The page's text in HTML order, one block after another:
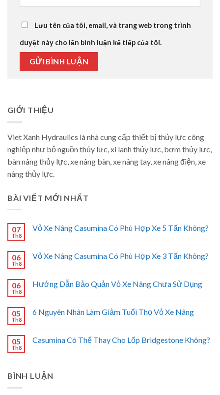
Lưu tên của tôi, email, và trang web trong trình
duyệt này cho lần bình luận kế tiếp của tôi.
GIỚI THIỆU
Viet Xanh Hydraulics là nhà cung cấp thiết bị thủy lực công
nghiệp như bộ nguồn thủy lực, xi lanh thủy lực, bơm thủy lực,
bàn nâng thủy lực, xe nâng bàn, xe nâng tay, xe nâng điện, xe
nâng thủy lực.
BÀI VIẾT MỚI NHẤT
07
Th8
Vỏ Xe Nâng Casumina Có Phù Hợp Xe 5 Tấn Không?
06
Th8
Vỏ Xe Nâng Casumina Có Phù Hợp Xe 3 Tấn Không?
06
Th8
Hướng Dẫn Bảo Quản Vỏ Xe Nâng Chưa Sử Dụng
05
Th8
6 Nguyên Nhân Làm Giảm Tuổi Thọ Vỏ Xe Nâng
05
Th8
Casumina Có Thể Thay Cho Lốp Bridgestone Không?
BÌNH LUẬN